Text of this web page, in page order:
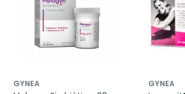
GYNEA GYNEA